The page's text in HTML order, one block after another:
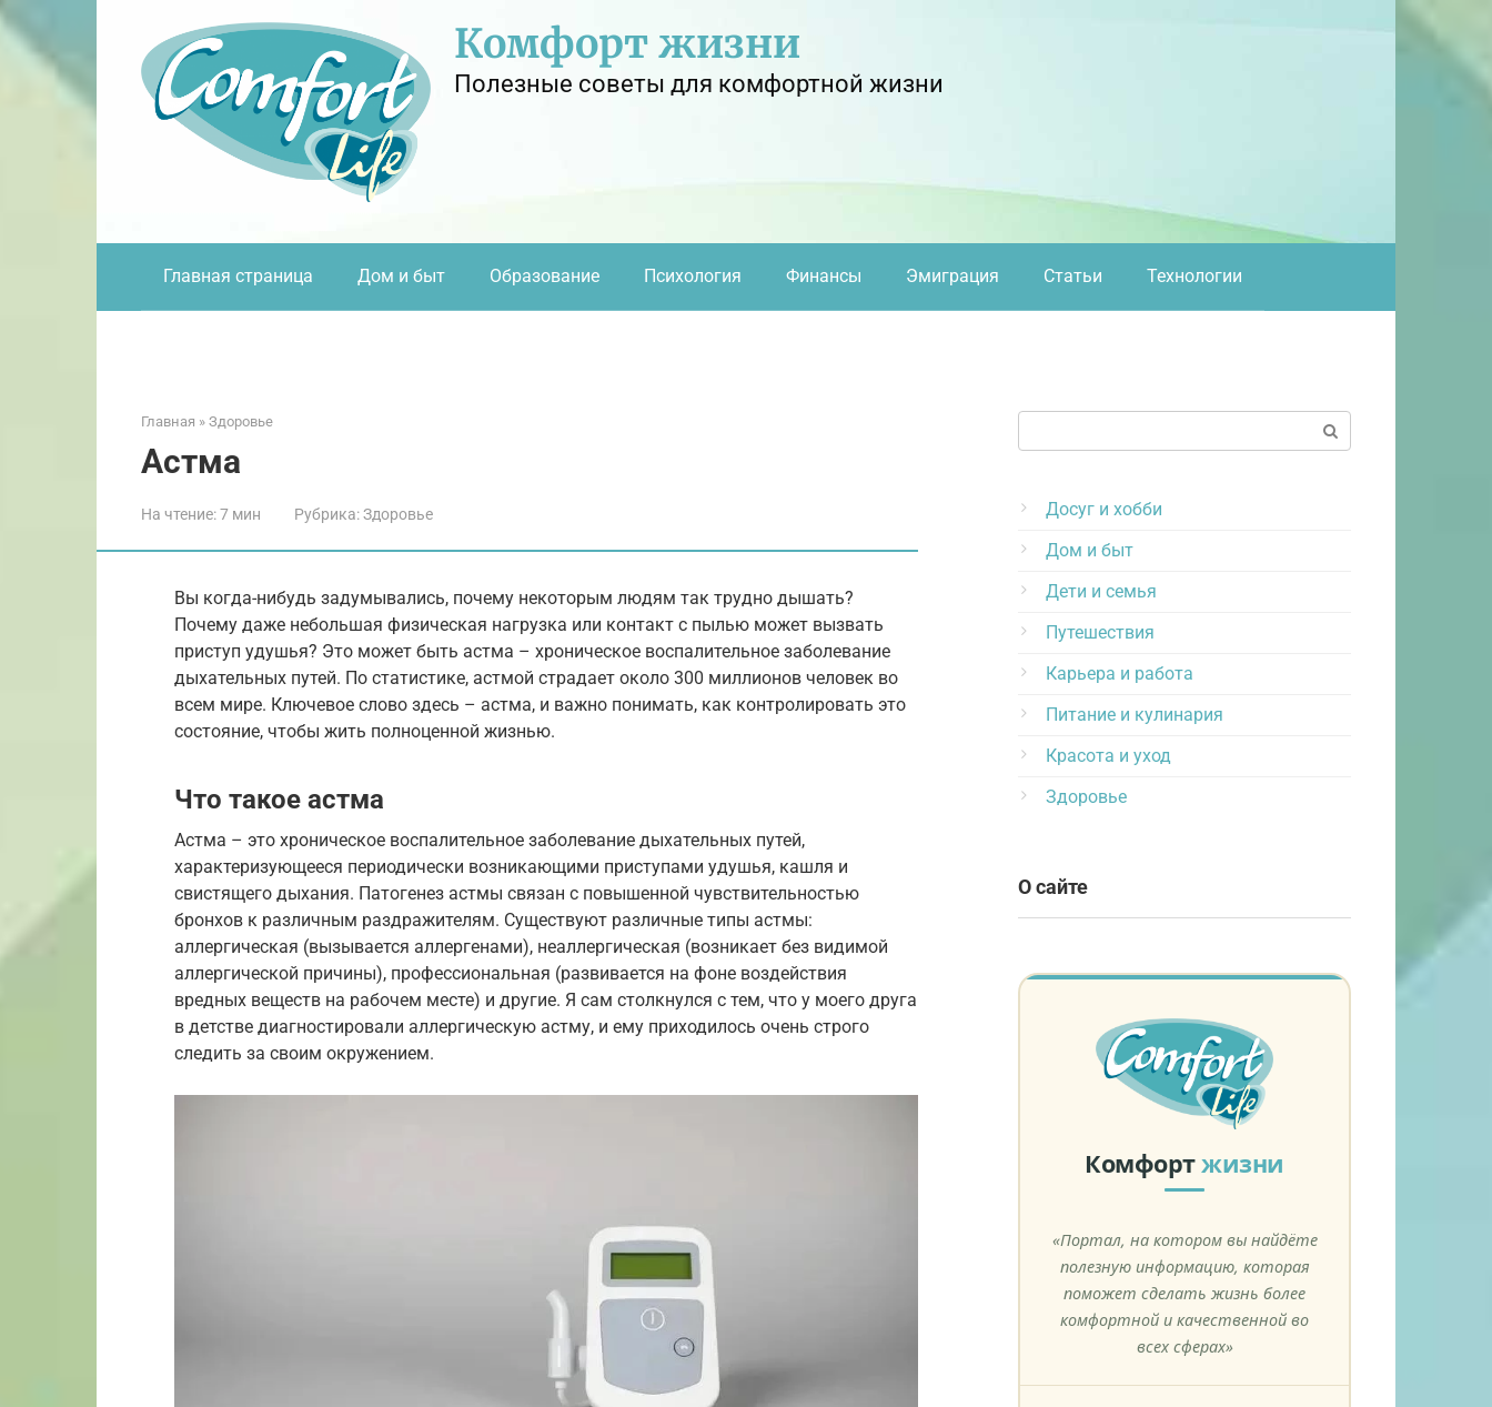
Перейти
контенту
Комфорт жизни
Полезные советы для комфортной жизни
Главная страница Дом и быт Образование Психология Финансы Эмиграция Статьи Технологии
Главная » Здоровье
Астма
На чтение:7 мин Рубрика:Здоровье
Вы когда-нибудь задумывались, почему некоторым людям так трудно дышать?
Почему даже небольшая физическая нагрузка или контакт с пылью может вызвать
приступ удушья? Это может быть астма – хроническое воспалительное заболевание
дыхательных путей. По статистике, астмой страдает около 300 миллионов человек во
всем мире. Ключевое слово здесь – астма, и важно понимать, как контролировать это
состояние, чтобы жить полноценной жизнью.
Что такое астма
Астма – это хроническое воспалительное заболевание дыхательных путей,
характеризующееся периодически возникающими приступами удушья, кашля и
свистящего дыхания. Патогенез астмы связан с повышенной чувствительностью
бронхов к различным раздражителям. Существуют различные типы астмы:
аллергическая (вызывается аллергенами), неаллергическая (возникает без видимой
аллергической причины), профессиональная (развивается на фоне воздействия
вредных веществ на рабочем месте) и другие. Я сам столкнулся с тем, что у моего друга
в детстве диагностировали аллергическую астму, и ему приходилось очень строго
следить за своим окружением.
Досуг и хобби
Дом и быт
Дети и семья
Путешествия
Карьера и работа
Питание и кулинария
Красота и уход
Здоровье
О сайте
Комфортжизни
«Портал, на котором вы найдёте
полезную информацию, которая
поможет сделать жизнь более
комфортной и качественной во
всех сферах»